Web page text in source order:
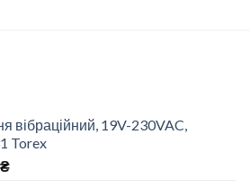
вібраційний, 19V-230VAC,
Torex
₴